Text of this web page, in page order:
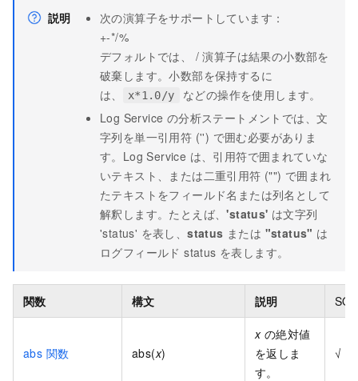
説明
次の演算子をサポートしています：
+-*/%
デフォルトでは、 / 演算子は結果の小数部を
破棄します。小数部を保持するに
は、
x*1.0/y
などの操作を使用します。
Log Service の分析ステートメントでは、文
字列を単一引用符 ('') で囲む必要がありま
す。Log Service は、引用符で囲まれていな
いテキスト、または二重引用符 ("") で囲まれ
たテキストをフィールド名または列名として
解釈します。たとえば、'status' は文字列
'status' を表し、status または "status" は
ログフィールド status を表します。
関数 構文 説明 SQL
abs 関数 abs(x)
xの絶対値
を返しま
す。
√